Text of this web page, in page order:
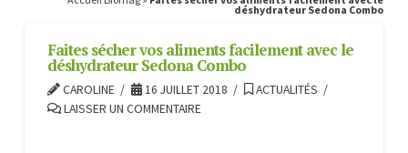
déshydrateur Sedona Combo
Faites sécher vos aliments facilement avec le
déshydrateur Sedona Combo
CAROLINE 16 JUILLET 2018
ACTUALITÉS
LAISSER UN COMMENTAIRE